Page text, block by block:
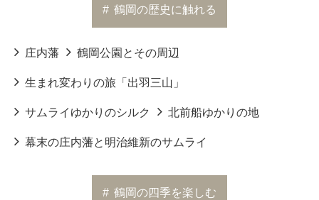
# 鶴岡の歴史に触れる
庄内藩 鶴岡公園とその周辺
生まれ変わりの旅「出羽三山」
サムライゆかりのシルク 北前船ゆかりの地
幕末の庄内藩と明治維新のサムライ
# 鶴岡の四季を楽しむ